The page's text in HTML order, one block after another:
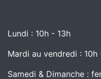
Lundi : 10h - 13h
Mardi au vendredi : 10h
Samedi & Dimanche :